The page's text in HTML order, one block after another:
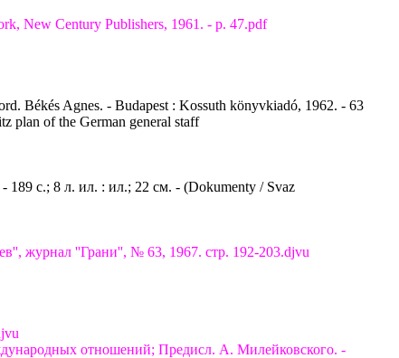
New Century Publishers, 1961. - p. 47.pdf
Békés Agnes. - Budapest : Kossuth könyvkiadó, 1962. - 63
plan of the German general staff
189 с.; 8 л. ил. : ил.; 22 см. - (Dokumenty / Svaz
журнал ''Грани'', № 63, 1967. стр. 192-203.djvu
отношений; Предисл. А. Милейковского. -